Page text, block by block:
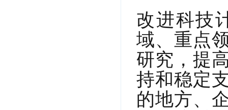
改进科技
域、重点
研究，提
持和稳定
的地方、